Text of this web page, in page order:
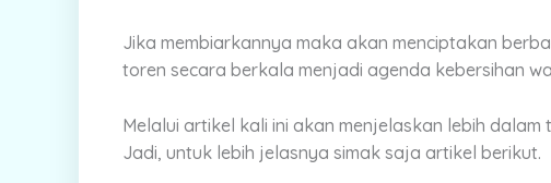
Jika membiarkannya maka akan menciptakan
toren secara berkala menjadi agenda kebersihan
Melalui artikel kali ini akan menjelaskan lebih
Jadi, untuk lebih jelasnya simak saja artikel berikut.